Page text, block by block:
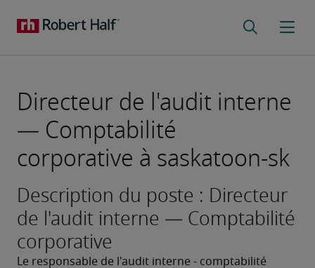
Directeur de l'audit interne
— Comptabilité
corporative à saskatoon-sk
Description du poste : Directeur
de l'audit interne — Comptabilité
corporative
Le responsable de l'audit interne - comptabilité